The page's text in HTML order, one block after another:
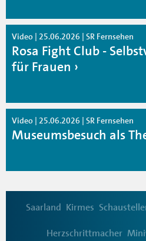
Video | 25.06.2026 | SR Fernsehen
Rosa Fight Club -
für Frauen
Video | 25.06.2026 | SR Fernsehen
Museumsbesuch als
Saarland Kirmes
Herzschrittmacher